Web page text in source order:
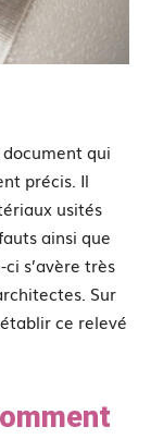
qui
précis. Il
usités
ainsi que
s’avère très
Sur
ce relevé